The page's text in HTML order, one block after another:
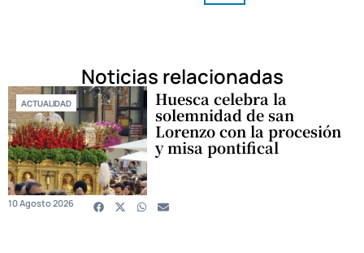
Noticias relacionadas
ACTUALIDAD Huesca celebra la
solemnidad de san
Lorenzo con la procesión
y misa pontifical
10 Agosto 2026